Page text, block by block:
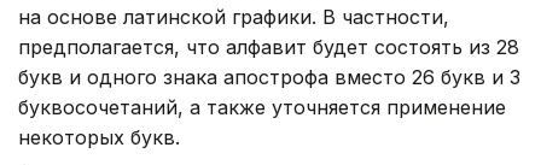
на основе латинской графики. В частности,
предполагается, что алфавит будет состоять из 28
букв и одного знака апострофа вместо 26 букв и 3
буквосочетаний, а также уточняется применение
некоторых букв.